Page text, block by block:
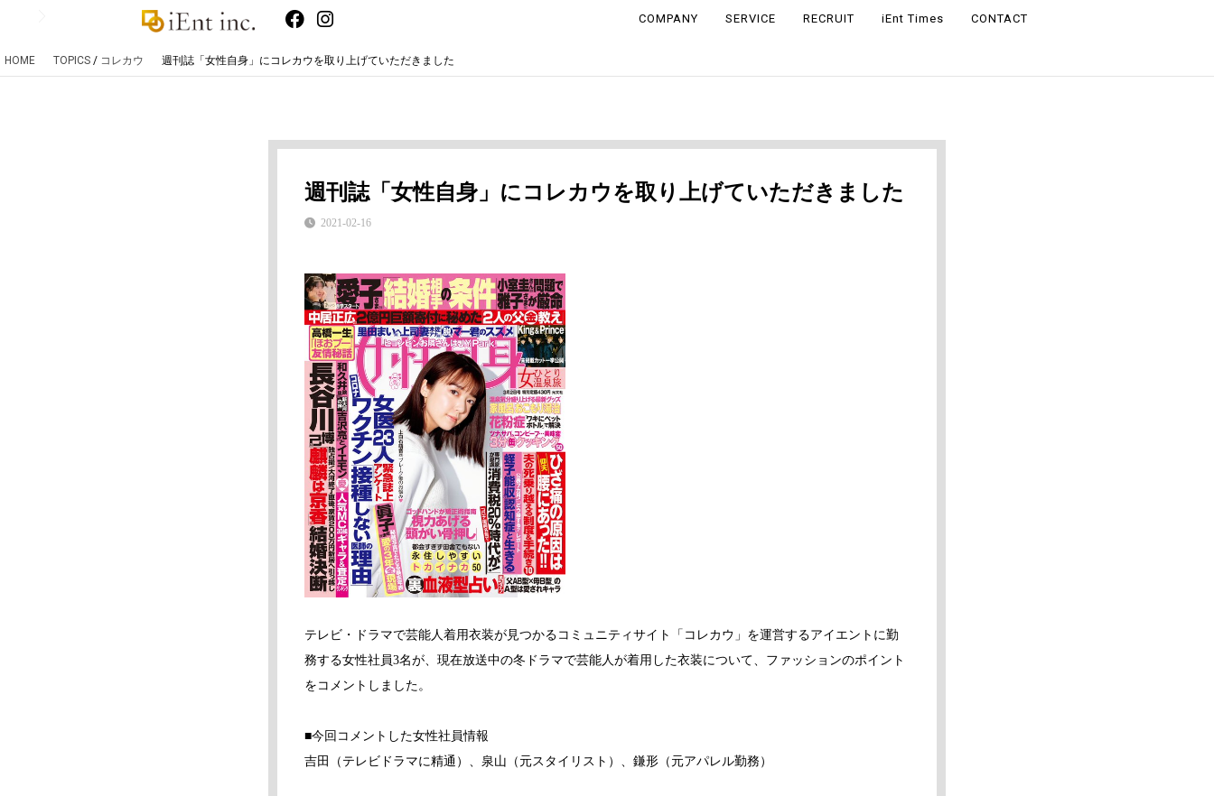
COMPANY SERVICE RECRUIT iEnt Times CONTACT
HOME TOPICS / コレカウ 週刊誌「女性自身」にコレカウを取り上げていただきました
週刊誌「女性自身」にコレカウを取り上げていただきました
2021-02-16
テレビ・ドラマで芸能人着用衣装が見つかるコミュニティサイト「コレカウ」を運営するアイエントに勤
務する女性社員3名が、現在放送中の冬ドラマで芸能人が着用した衣装について、ファッションのポイント
をコメントしました。
■今回コメントした女性社員情報
吉田（テレビドラマに精通）、泉山（元スタイリスト）、鎌形（元アパレル勤務）